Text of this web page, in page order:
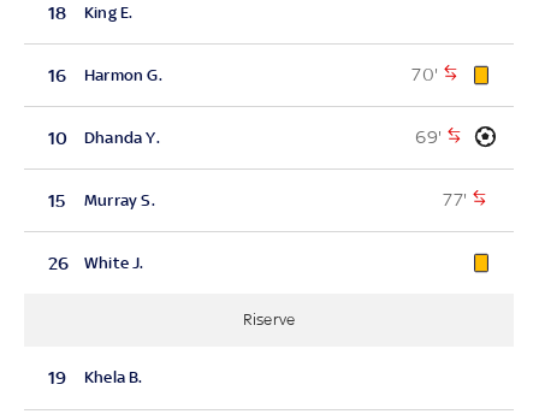
18 King E.
16 Harmon G. 70'
10 Dhanda Y. 69'
15 Murray S. 77'
26 White J.
Riserve
19 Khela B.